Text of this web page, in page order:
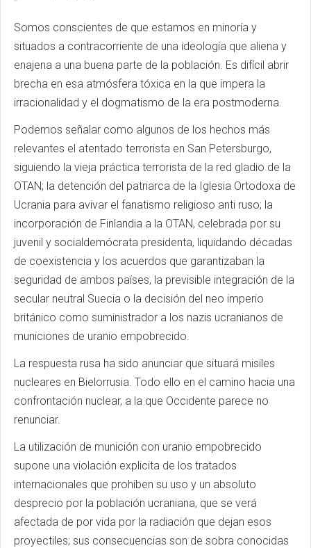
Somos conscientes de que estamos en minoría y
situados a contracorriente de una ideología que aliena y
enajena a una buena parte de la población. Es difícil abrir
brecha en esa atmósfera tóxica en la que impera la
irracionalidad y el dogmatismo de la era postmoderna.
Podemos señalar como algunos de los hechos más
relevantes el atentado terrorista en San Petersburgo,
siguiendo la vieja práctica terrorista de la red gladio de la
OTAN; la detención del patriarca de la Iglesia Ortodoxa de
Ucrania para avivar el fanatismo religioso anti ruso; la
incorporación de Finlandia a la OTAN, celebrada por su
juvenil y socialdemócrata presidenta, liquidando décadas
de coexistencia y los acuerdos que garantizaban la
seguridad de ambos países, la previsible integración de la
secular neutral Suecia o la decisión del neo imperio
británico como suministrador a los nazis ucranianos de
municiones de uranio empobrecido.
La respuesta rusa ha sido anunciar que situará misiles
nucleares en Bielorrusia. Todo ello en el camino hacia una
confrontación nuclear, a la que Occidente parece no
renunciar.
La utilización de munición con uranio empobrecido
supone una violación explicita de los tratados
internacionales que prohíben su uso y un absoluto
desprecio por la población ucraniana, que se verá
afectada de por vida por la radiación que dejan esos
proyectiles; sus consecuencias son de sobra conocidas